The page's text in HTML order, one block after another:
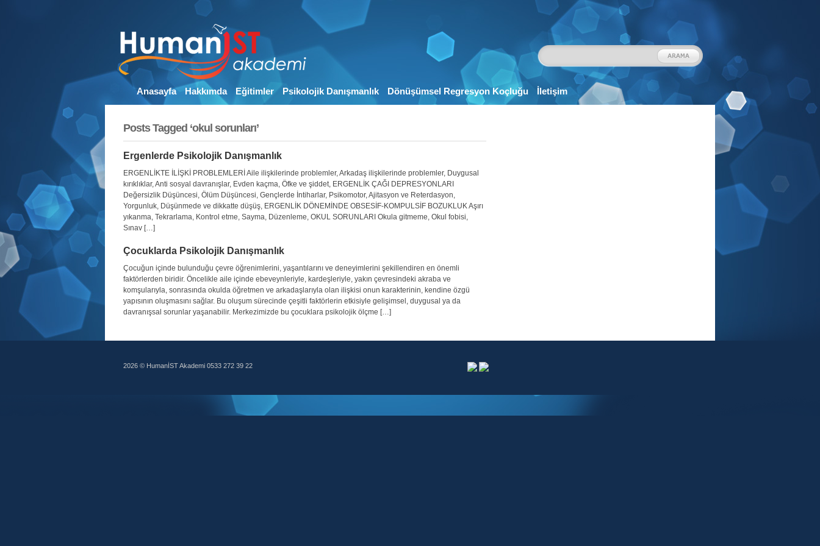
Anasayfa Hakkımda Eğitimler Psikolojik Danışmanlık Dönüşümsel Regresyon Koçluğu İletişim
Posts Tagged ‘okul sorunları’
Ergenlerde Psikolojik Danışmanlık
ERGENLİKTE İLİŞKİ PROBLEMLERİ Aile ilişkilerinde problemler, Arkadaş ilişkilerinde problemler, Duygusal
kırıklıklar, Anti sosyal davranışlar, Evden kaçma, Öfke ve şiddet, ERGENLİK ÇAĞI DEPRESYONLARI
Değersizlik Düşüncesi, Ölüm Düşüncesi, Gençlerde İntiharlar, Psikomotor, Ajitasyon ve Reterdasyon,
Yorgunluk, Düşünmede ve dikkatte düşüş, ERGENLİK DÖNEMİNDE OBSESİF-KOMPULSİF BOZUKLUK Aşırı
yıkanma, Tekrarlama, Kontrol etme, Sayma, Düzenleme, OKUL SORUNLARI Okula gitmeme, Okul fobisi,
Sınav […]
Çocuklarda Psikolojik Danışmanlık
Çocuğun içinde bulunduğu çevre öğrenimlerini, yaşantılarını ve deneyimlerini şekillendiren en önemli
faktörlerden biridir. Öncelikle aile içinde ebeveynleriyle, kardeşleriyle, yakın çevresindeki akraba ve
komşularıyla, sonrasında okulda öğretmen ve arkadaşlarıyla olan ilişkisi onun karakterinin, kendine özgü
yapısının oluşmasını sağlar. Bu oluşum sürecinde çeşitli faktörlerin etkisiyle gelişimsel, duygusal ya da
davranışsal sorunlar yaşanabilir. Merkezimizde bu çocuklara psikolojik ölçme […]
2026 © HumanİST Akademi 0533 272 39 22